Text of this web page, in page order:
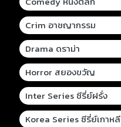
Crim อาชญากรรม
Drama ดราม่า
Horror สยองขวัญ
Inter Series ซีรี่ย์ฝรั่ง
Korea Series ซีรี่ย์เกาหลี